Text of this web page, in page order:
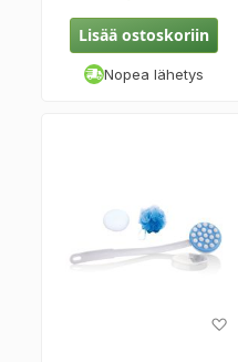
Lisää ostoskoriin
Nopea lähetys